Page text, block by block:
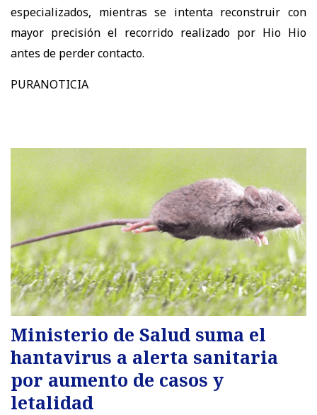
especializados, mientras se intenta reconstruir con
mayor precisión el recorrido realizado por Hio Hio
antes de perder contacto.
PURANOTICIA
Ministerio de Salud suma el
hantavirus a alerta sanitaria
por aumento de casos y
letalidad